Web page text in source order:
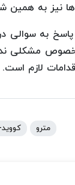
ها نیز به
پاسخ به سوالی
مشکلی
لازم
مترو کووید-19